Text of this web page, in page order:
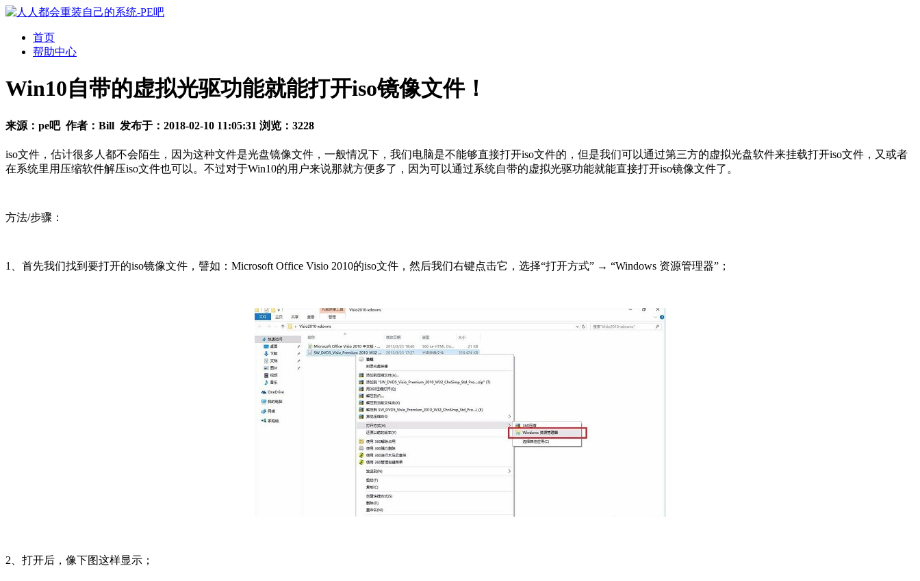
首页
帮助中心
Win10自带的虚拟光驱功能就能打开iso镜像文件！
来源： pe吧作者： Bill 发布于： 2018-02-10 11:05:31 浏览： 3228
iso文件，估计很多人都不会陌生，因为这种文件是光盘镜像文件，一般情况下，我们电脑是不能够直接打开iso文件的，但是我们可以通过第三方的虚拟光盘软件来挂载打开iso文件，又或者
在系统里用压缩软件解压iso文件也可以。不过对于Win10的用户来说那就方便多了，因为可以通过系统自带的虚拟光驱功能就能直接打开iso镜像文件了。
方法/步骤：
1、首先我们找到要打开的iso镜像文件，譬如：Microsoft Office Visio 2010的iso文件，然后我们右键点击它，选择“打开方式” → “Windows 资源管理器”；
2、打开后，像下图这样显示；